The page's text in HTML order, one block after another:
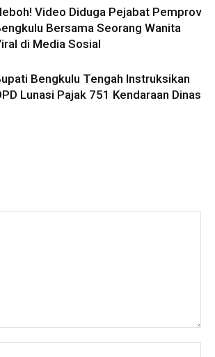
Video Diduga Pejabat Pemprov
Bersama Seorang Wanita
di Media Sosial
Bengkulu Tengah Instruksikan
Lunasi Pajak 751 Kendaraan Dinas